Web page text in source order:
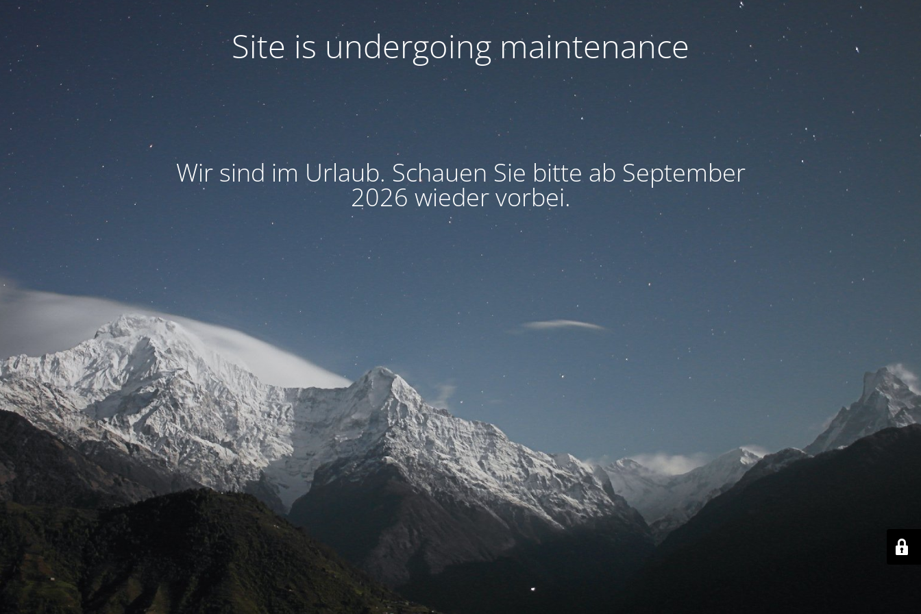
Site is undergoing maintenance
Wir sind im Urlaub. Schauen Sie bitte ab September
2026 wieder vorbei.